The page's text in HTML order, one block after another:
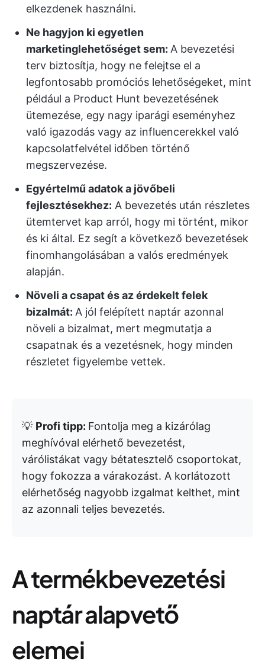
elkezdenek használni.
Ne hagyjon ki egyetlen
marketinglehetőséget sem: A bevezetési
terv biztosítja, hogy ne felejtse el a
legfontosabb promóciós lehetőségeket, mint
például a Product Hunt bevezetésének
ütemezése, egy nagy iparági eseményhez
való igazodás vagy az influencerekkel való
kapcsolatfelvétel időben történő
megszervezése.
Egyértelmű adatok a jövőbeli
fejlesztésekhez: A bevezetés után részletes
ütemtervet kap arról, hogy mi történt, mikor
és ki által. Ez segít a következő bevezetések
finomhangolásában a valós eredmények
alapján.
Növeli a csapat és az érdekelt felek
bizalmát: A jól felépített naptár azonnal
növeli a bizalmat, mert megmutatja a
csapatnak és a vezetésnek, hogy minden
részletet figyelembe vettek.
💡 Profi tipp: Fontolja meg a kizárólag
meghívóval elérhető bevezetést,
várólistákat vagy bétatesztelő csoportokat,
hogy fokozza a várakozást. A korlátozott
elérhetőség nagyobb izgalmat kelthet, mint
az azonnali teljes bevezetés.
A termékbevezetési
naptár alapvető
elemei